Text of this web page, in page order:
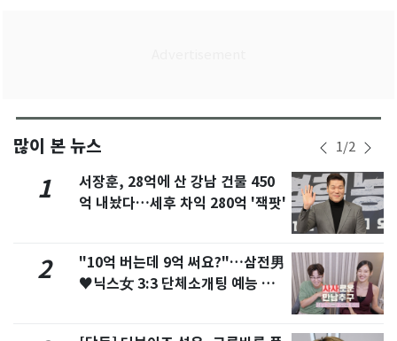
많이 본 뉴스 1/2
1
서장훈, 28억에 산 강남 건물 450
억 내놨다…세후 차익 280억 '잭팟'
2
"10억 버는데 9억 써요?"…삼전男
♥닉스女 3:3 단체소개팅 예능 화